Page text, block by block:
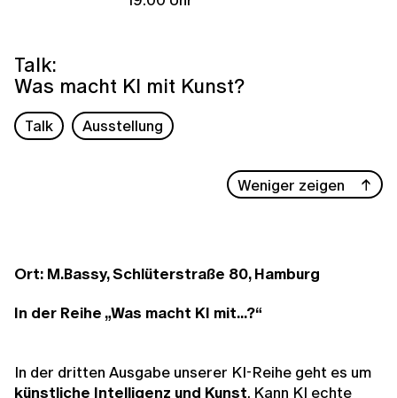
Talk:
Was macht KI mit Kunst?
Talk Ausstellung
Weniger zeigen
Ort: M.Bassy, Schlüterstraße 80, Hamburg
In der Reihe „Was macht KI mit...?“
In der dritten Ausgabe unserer KI-Reihe geht es um
künstliche Intelligenz und Kunst. Kann KI echte